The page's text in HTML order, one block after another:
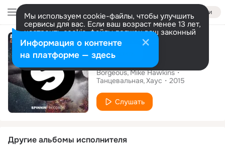
Войти
Мы используем cookie-файлы, чтобы улучшить
сервисы для вас. Если ваш возраст менее 13 лет,
настроить cookie-файлы должен ваш законный
представитель. Больше информации
Разрешить все Настроить
Альбом
Lovestruck
Borgeous Mike Hawkins
Танцевальная Хаус 2015
Слушать
Другие альбомы исполнителя
Информация о контенте
на платформе — здесь